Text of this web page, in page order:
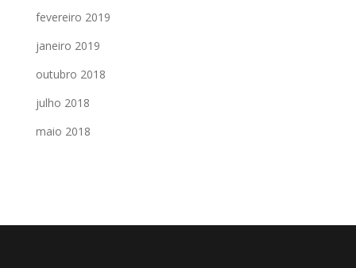
fevereiro 2019
janeiro 2019
outubro 2018
julho 2018
maio 2018